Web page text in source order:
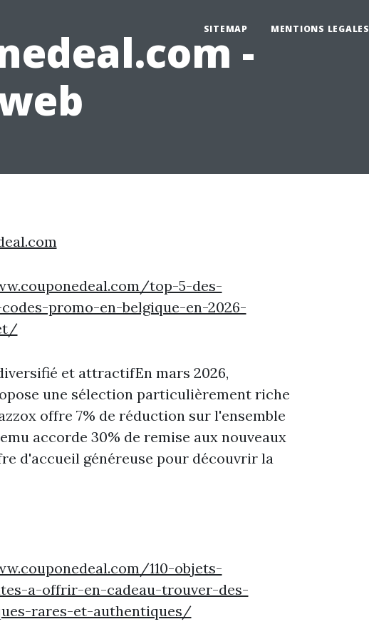
SITEMAP MENTIONS LEGALES
-
top-5-des-
promo-en-belgique-en-2026-
et attractifEn mars 2026,
une sélection particulièrement riche
offre 7% de réduction sur l'ensemble
accorde 30% de remise aux nouveaux
d'accueil généreuse pour découvrir la
110-objets-
a-offrir-en-cadeau-trouver-des-
rares-et-authentiques/